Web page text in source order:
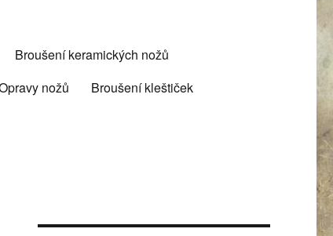
Broušení keramických nožů
nožů
Broušení kleštiček